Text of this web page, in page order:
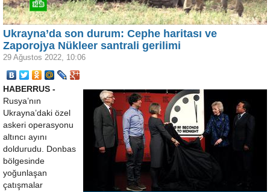
Ukrayna’da son durum: Cephe haritası ve
Zaporojya Nükleer santrali gerilimi
29 Ağustos 2022, 10:06
HABERRUS -
Rusya’nın
Ukrayna’daki özel
askeri operasyonu
altıncı ayını
doldurudu. Donbas
bölgesinde
yoğunlaşan
çatışmalar